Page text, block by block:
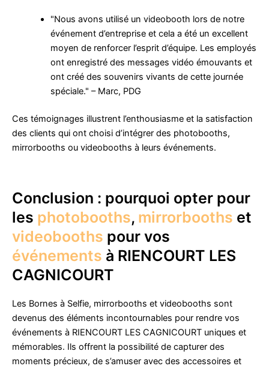
"Nous avons utilisé un videobooth lors de notre
événement d’entreprise et cela a été un excellent
moyen de renforcer l’esprit d’équipe. Les employés
ont enregistré des messages vidéo émouvants et
ont créé des souvenirs vivants de cette journée
spéciale." – Marc, PDG
Ces témoignages illustrent l’enthousiasme et la satisfaction
des clients qui ont choisi d’intégrer des photobooths,
mirrorbooths ou videobooths à leurs événements.
Conclusion : pourquoi opter pour
les photobooths, mirrorbooths et
videobooths pour vos
événements à RIENCOURT LES
CAGNICOURT
Les Bornes à Selfie, mirrorbooths et videobooths sont
devenus des éléments incontournables pour rendre vos
événements à RIENCOURT LES CAGNICOURT uniques et
mémorables. Ils offrent la possibilité de capturer des
moments précieux, de s’amuser avec des accessoires et